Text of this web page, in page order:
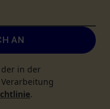
AN
in der
.